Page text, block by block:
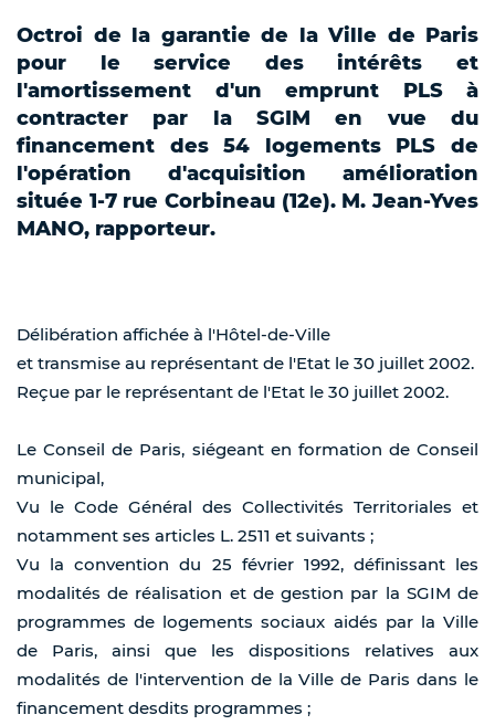
Octroi de la garantie de la Ville de Paris
pour le service des intérêts et
l'amortissement d'un emprunt PLS à
contracter par la SGIM en vue du
financement des 54 logements PLS de
l'opération d'acquisition amélioration
située 1-7 rue Corbineau (12e). M. Jean-Yves
MANO, rapporteur.
Délibération affichée à l'Hôtel-de-Ville
et transmise au représentant de l'Etat le 30 juillet 2002.
Reçue par le représentant de l'Etat le 30 juillet 2002.
Le Conseil de Paris, siégeant en formation de Conseil
municipal,
Vu le Code Général des Collectivités Territoriales et
notamment ses articles L. 2511 et suivants ;
Vu la convention du 25 février 1992, définissant les
modalités de réalisation et de gestion par la SGIM de
programmes de logements sociaux aidés par la Ville
de Paris, ainsi que les dispositions relatives aux
modalités de l'intervention de la Ville de Paris dans le
financement desdits programmes ;